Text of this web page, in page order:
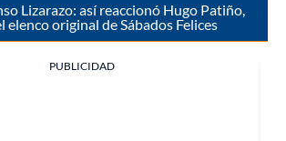
Lizarazo: así reaccionó Hugo Patiño,
elenco original de Sábados Felices
PUBLICIDAD